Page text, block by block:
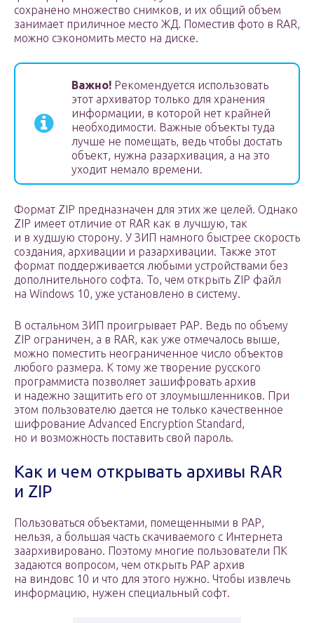
сохранено множество снимков, и их общий объем
занимает приличное место ЖД. Поместив фото в RAR,
можно сэкономить место на диске.
Важно! Рекомендуется использовать
этот архиватор только для хранения
информации, в которой нет крайней
необходимости. Важные объекты туда
лучше не помещать, ведь чтобы достать
объект, нужна разархивация, а на это
уходит немало времени.
Формат ZIP предназначен для этих же целей. Однако
ZIP имеет отличие от RAR как в лучшую, так
и в худшую сторону. У ЗИП намного быстрее скорость
создания, архивации и разархивации. Также этот
формат поддерживается любыми устройствами без
дополнительного софта. То, чем открыть ZIP файл
на Windows 10, уже установлено в систему.
В остальном ЗИП проигрывает РАР. Ведь по объему
ZIP ограничен, а в RAR, как уже отмечалось выше,
можно поместить неограниченное число объектов
любого размера. К тому же творение русского
программиста позволяет зашифровать архив
и надежно защитить его от злоумышленников. При
этом пользователю дается не только качественное
шифрование Advanced Encryption Standard,
но и возможность поставить свой пароль.
Как и чем открывать архивы RAR
и ZIP
Пользоваться объектами, помещенными в РАР,
нельзя, а большая часть скачиваемого с Интернета
заархивировано. Поэтому многие пользователи ПК
задаются вопросом, чем открыть РАР архив
на виндовс 10 и что для этого нужно. Чтобы извлечь
информацию, нужен специальный софт.